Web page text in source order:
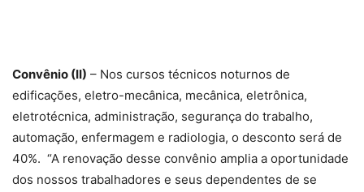
Convênio (II) – Nos cursos técnicos noturnos de
edificações, eletro-mecânica, mecânica, eletrônica,
eletrotécnica, administração, segurança do trabalho,
automação, enfermagem e radiologia, o desconto será de
40%. “A renovação desse convênio amplia a oportunidade
dos nossos trabalhadores e seus dependentes de se